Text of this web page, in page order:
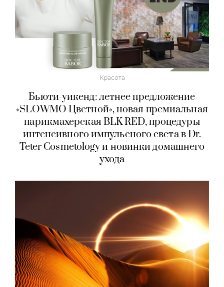
Красота
Бьюти-уикенд: летнее предложение
«SLOWMO Цветной», новая премиальная
парикмахерская BLK RED, процедуры
интенсивного импульсного света в Dr.
Teter Cosmetology и новинки домашнего
ухода